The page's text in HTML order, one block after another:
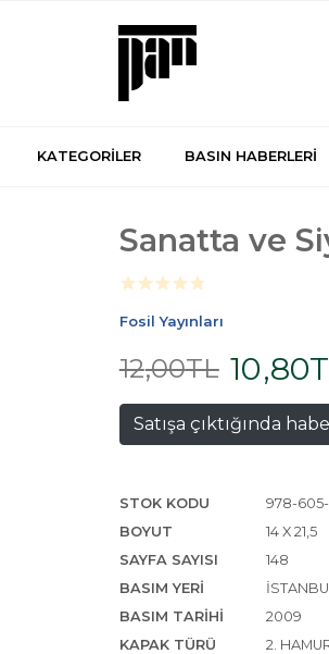
KATEGORİLER BASIN HABERLERİ
Sanatta ve
Fosil Yayınları
12,00TL 10,80
Satışa çıktığında
STOK KODU
978-605-
BOYUT
14 X 21,5
SAYFA SAYISI
148
BASIM YERI
BASIM TARIHI
2009
KAPAK TÜRÜ
2.